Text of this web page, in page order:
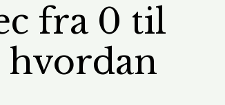
fra 0 til
hvordan